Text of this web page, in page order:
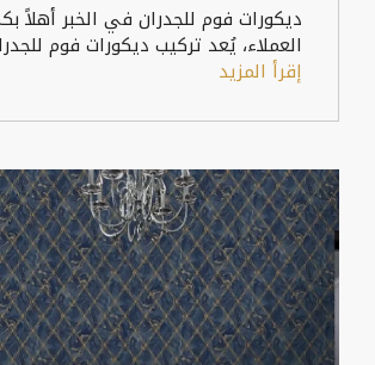
ديكورات فوم للجدران في الخبر أهلاً
العملاء، يُعد تركيب ديكورات فوم
إقرأ المزيد